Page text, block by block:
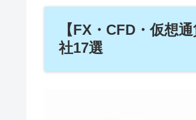
【FX・CFD・仮想
社17選